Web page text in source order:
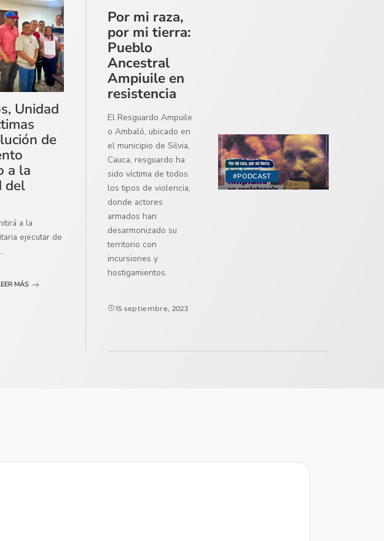
Unidad
de
a la
del
a la
ejecutar de
MÁS
#PODCAST
Por mi raza,
por mi tierra:
Pueblo
Ancestral
Ampiuile en
resistencia
El Resguardo Ampuile
o Ambaló, ubicado en
el municipio de Silvia,
Cauca, resguardo ha
sido víctima de todos
los tipos de violencia,
donde actores
armados han
desarmonizado su
territorio con
incursiones y
hostigamientos.
15 septiembre, 2023